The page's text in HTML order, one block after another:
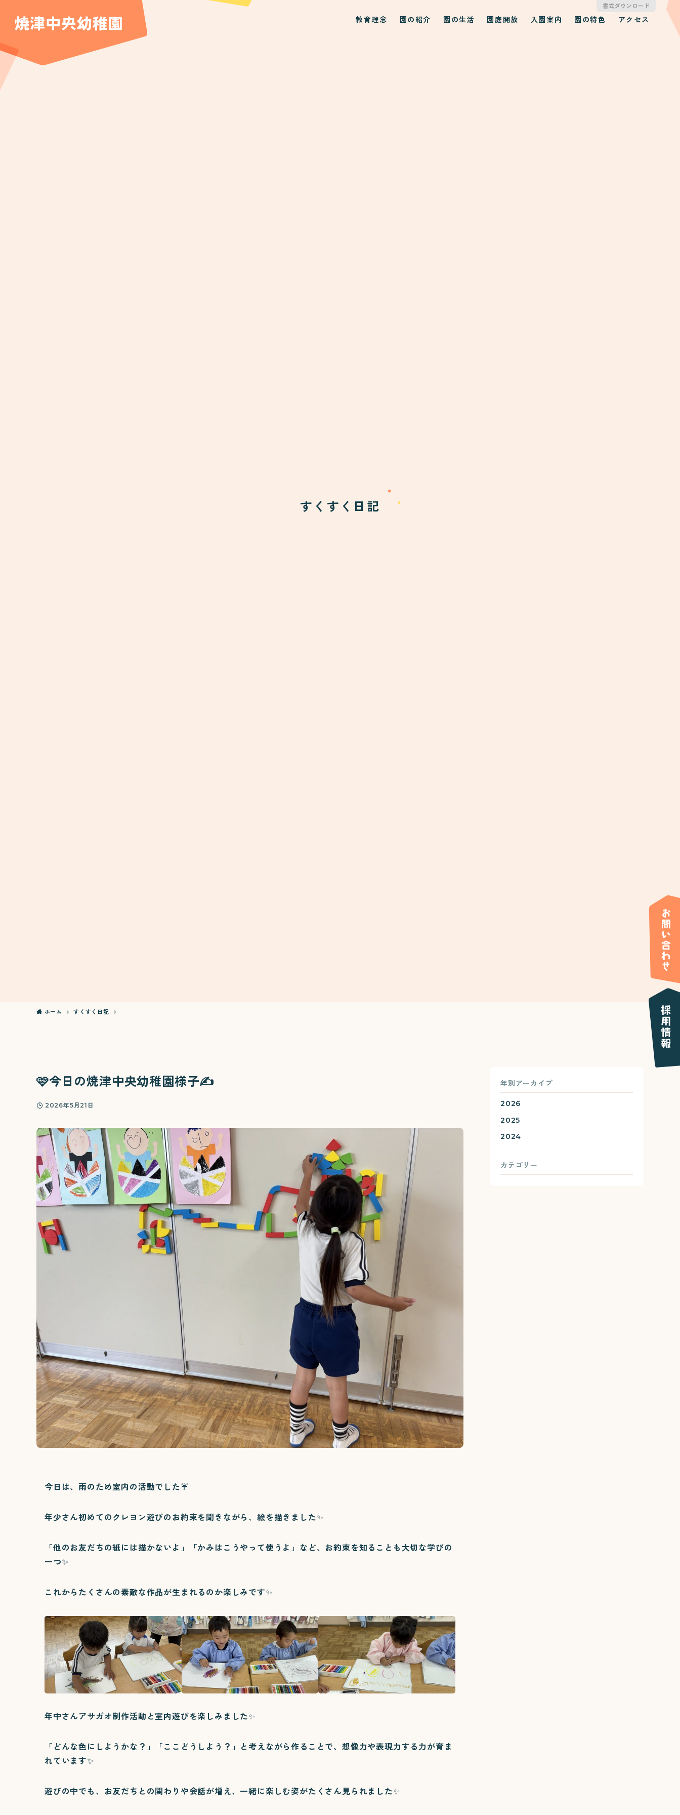
教育理念 園の紹介 園の生活 園庭開放 入園案内 園の特色 アクセス
すくすく日記
ホーム すくすく日記
🩷今日の焼津中央幼稚園様子✍️
2026年5月21日
今日は、雨のため室内の活動でした☔️
年少さん初めてのクレヨン遊びのお約束を聞きながら、絵を描きました✨
「他のお友だちの紙には描かないよ」「かみはこうやって使うよ」など、お約束を知ることも大切な学びの
一つ✨
これからたくさんの素敵な作品が生まれるのか楽しみです✨
年中さんアサガオ制作活動と室内遊びを楽しみました✨
「どんな色にしようかな？」「ここどうしよう？」と考えながら作ることで、想像力や表現力する力が育ま
れています✨
遊びの中でも、お友だちとの関わりや会話が増え、一緒に楽しむ姿がたくさん見られました✨
年別アーカイブ
2026
2025
2024
カテゴリー